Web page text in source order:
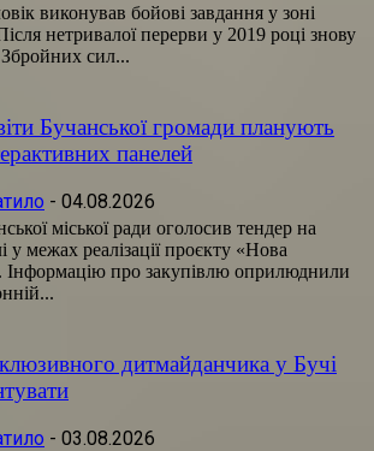
виконував бойові завдання у зоні
нетривалої перерви у 2019 році знову
сил...
Бучанської громади планують
панелей
- 04.08.2026
міської ради оголосив тендер на
у межах реалізації проєкту «Нова
Інформацію про закупівлю оприлюднили
дитмайданчика у Бучі
- 03.08.2026